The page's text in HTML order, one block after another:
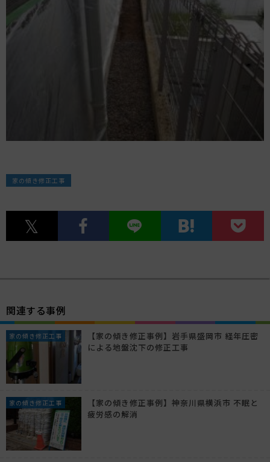
家の傾き修正工事
関連する事例
家の傾き修正工事
【家の傾き修正事例】岩手県盛岡市 経年圧密
による地盤沈下の修正工事
家の傾き修正工事
【家の傾き修正事例】神奈川県横浜市 不眠と
疲労感の解消